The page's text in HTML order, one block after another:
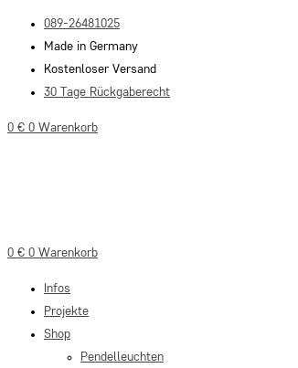
Inhalt
springen
089-26481025
Made in Germany
Kostenloser Versand
30 Tage Rückgaberecht
0 € 0 Warenkorb
0 € 0 Warenkorb
Infos
Projekte
Shop
Pendelleuchten